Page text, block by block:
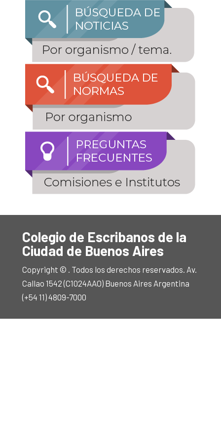
Colegio de Escribanos de la
Ciudad de Buenos Aires
Copyright © . Todos los derechos reservados. Av.
Callao 1542 (C1024AAO) Buenos Aires Argentina
(+54 11) 4809-7000